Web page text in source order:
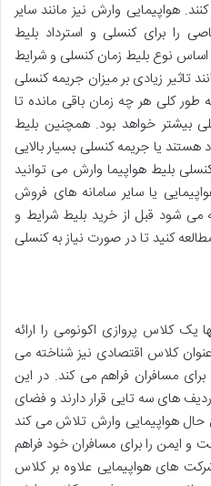
هواپیمایی وارش نیز مانند سایر
را برای کنسلی و استرداد بلیط
نوع بلیط زمان کنسلی و شرایط
زیادی بر میزان جریمه کنسلی
طور کلی هر چه زمان باقی مانده تا
بیشتر خواهد بود. همچنین بلیط
هستند یا جریمه کنسلی بسیار بالایی
بلیط هواپیما وارش می توانید
یا سایر سامانه های فروش
می شود قبل از خرید بلیط شرایط و
کنید تا در صورت نیاز به کنسلی
یک کلاس پروازی اکونومی را ارائه
کلاس اقتصادی نیز شناخته می
مسافران فراهم می کند. در این
های سه تایی قرار دارند و فضای
هواپیمایی وارش تلاش می کند
و ایمن را برای مسافران خود فراهم
های هواپیمایی علاوه بر کلاس